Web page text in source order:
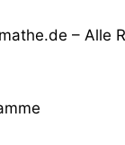
– Alle